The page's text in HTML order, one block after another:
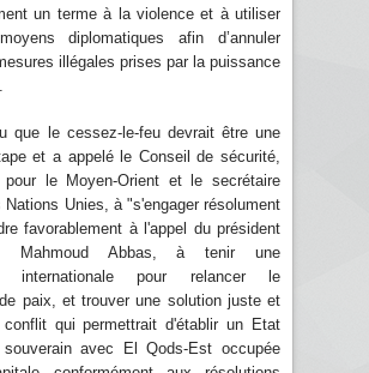
un terme à la violence et à utiliser
diplomatiques afin d’annuler
illégales prises par la puissance
que le cessez-le-feu devrait être une
et a appelé le Conseil de sécurité,
pour le Moyen-Orient et le secrétaire
Nations Unies, à "s'engager résolument
favorablement à l'appel du président
Mahmoud Abbas, à tenir une
internationale pour relancer le
paix, et trouver une solution juste et
conflit qui permettrait d'établir un Etat
souverain avec El Qods-Est occupée